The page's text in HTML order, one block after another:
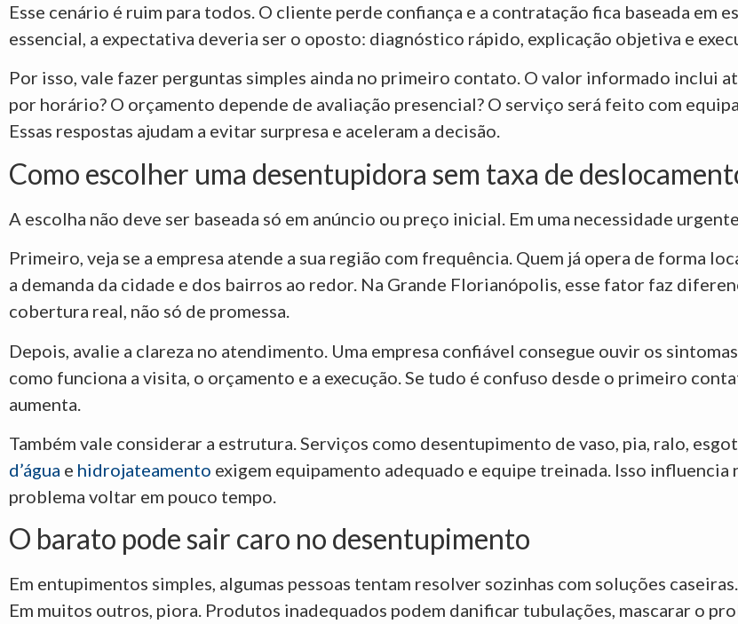
Esse cenário é ruim para todos. O cliente perde confiança e a contratação fica baseada em
essencial, a expectativa deveria ser o oposto: diagnóstico rápido, explicação objetiva e
Por isso, vale fazer perguntas simples ainda no primeiro contato. O valor informado inclui
por horário? O orçamento depende de avaliação presencial? O serviço será feito com
Essas respostas ajudam a evitar surpresa e aceleram a decisão.
Como escolher uma desentupidora sem taxa de
A escolha não deve ser baseada só em anúncio ou preço inicial. Em uma necessidade
Primeiro, veja se a empresa atende a sua região com frequência. Quem já opera de forma
a demanda da cidade e dos bairros ao redor. Na Grande Florianópolis, esse fator faz
cobertura real, não só de promessa.
Depois, avalie a clareza no atendimento. Uma empresa confiável consegue ouvir os
como funciona a visita, o orçamento e a execução. Se tudo é confuso desde o primeiro
aumenta.
Também vale considerar a estrutura. Serviços como desentupimento de vaso, pia, ralo,
d’água e hidrojateamento exigem equipamento adequado e equipe treinada. Isso influencia
problema voltar em pouco tempo.
O barato pode sair caro no desentupimento
Em entupimentos simples, algumas pessoas tentam resolver sozinhas com soluções
Em muitos outros, piora. Produtos inadequados podem danificar tubulações, mascarar o